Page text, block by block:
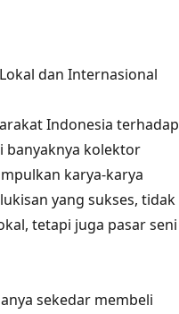
dan Internasional
Indonesia terhadap
banyaknya kolektor
karya-karya
yang sukses, tidak
tetapi juga pasar seni
sekedar membeli